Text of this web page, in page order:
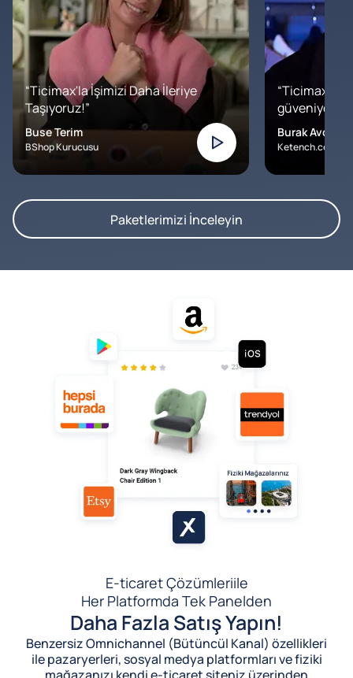
“Ticimax'la İşimizi Daha İleriye
Taşıyoruz!”
Buse Terim
BShop Kurucusu
“Ticimax'a
Burak Avcılar
Ketench.com –
Paketlerimizi İnceleyin
E-ticaret Çözümleriile
Her Platformda Tek Panelden
Daha Fazla Satış Yapın!
Benzersiz Omnichannel (Bütüncül Kanal) özellikleri
ile pazaryerleri, sosyal medya platformları ve fiziki
mağazanızı kendi e-ticaret siteniz üzerinden